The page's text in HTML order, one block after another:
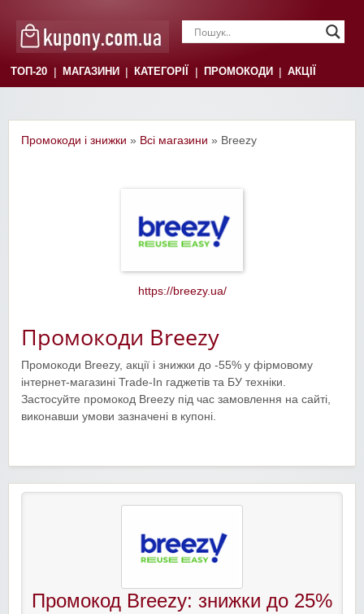
ТОП-20 | МАГАЗИНИ | КАТЕГОРІЇ | ПРОМОКОДИ | АКЦІЇ
Промокоди і знижки » Всі магазини » Breezy
https://breezy.ua/
Промокоди Breezy
Промокоди Breezy, акції і знижки до -55% у фірмовому
інтернет-магазині Trade-In гаджетів та БУ техніки.
Застосуйте промокод Breezy під час замовлення на сайті,
виконавши умови зазначені в купоні.
Промокод Breezy: знижки до 25%